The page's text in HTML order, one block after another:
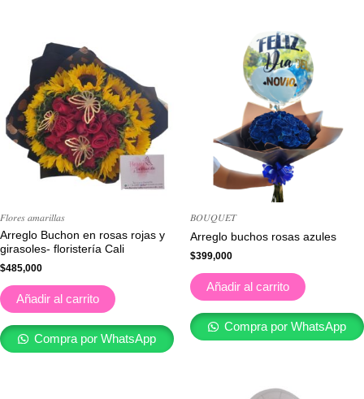
𝐹𝑙𝑜𝑟𝑒𝑠 𝑎𝑚𝑎𝑟𝑖𝑙𝑙𝑎𝑠
Arreglo Buchon en rosas rojas y
girasoles- floristería Cali
$485,000
Añadir al carrito
Compra por WhatsApp
𝐵𝑂𝑈𝑄𝑈𝐸𝑇
Arreglo buchos rosas azules
$399,000
Añadir al carrito
Compra por WhatsApp